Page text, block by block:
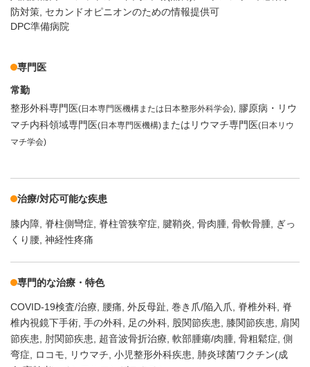
防対策 セカンドオピニオンのための情報提供可
DPC準備病院
専門医
常勤
整形外科専門医(日本専門医機構または日本整形外科学会)
膠原病・リウ
マチ内科領域専門医(日本専門医機構)またはリウマチ専門医(日本リウ
マチ学会)
治療/対応可能な疾患
膝内障 脊柱側彎症 脊柱管狭窄症 腱鞘炎 骨肉腫 骨軟骨腫
ぎっ
くり腰 神経性疼痛
専門的な治療・特色
COVID-19検査/治療 腰痛 外反母趾 巻き爪/陥入爪 脊椎外科 脊
椎内視鏡下手術 手の外科 足の外科 股関節疾患 膝関節疾患
肩関
節疾患
肘関節疾患 超音波骨折治療 軟部腫瘍/肉腫 骨粗鬆症 側
弯症
ロコモ リウマチ 小児整形外科疾患
肺炎球菌ワクチン(成